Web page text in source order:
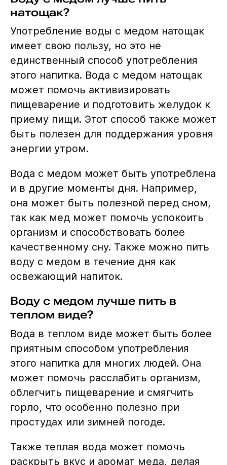
натощак?
Употребление воды с медом натощак
имеет свою пользу, но это не
единственный способ употребления
этого напитка. Вода с медом натощак
может помочь активизировать
пищеварение и подготовить желудок к
приему пищи. Этот способ также может
быть полезен для поддержания уровня
энергии утром.
Вода с медом может быть употреблена
и в другие моменты дня. Например,
она может быть полезной перед сном,
так как мед может помочь успокоить
организм и способствовать более
качественному сну. Также можно пить
воду с медом в течение дня как
освежающий напиток.
Воду с медом лучше пить в
теплом виде?
Вода в теплом виде может быть более
приятным способом употребления
этого напитка для многих людей. Она
может помочь расслабить организм,
облегчить пищеварение и смягчить
горло, что особенно полезно при
простудах или зимней погоде.
Также теплая вода может помочь
раскрыть вкус и аромат меда, делая